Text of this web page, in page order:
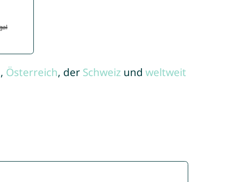
, Österreich, der Schweiz und weltweit